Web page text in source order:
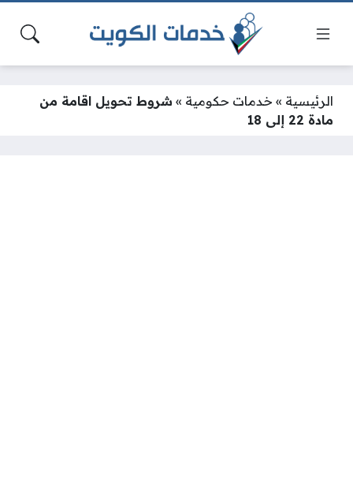
الرئيسية » خدمات حكومية » شروط تحويل اقامة من
مادة 22 إلى 18